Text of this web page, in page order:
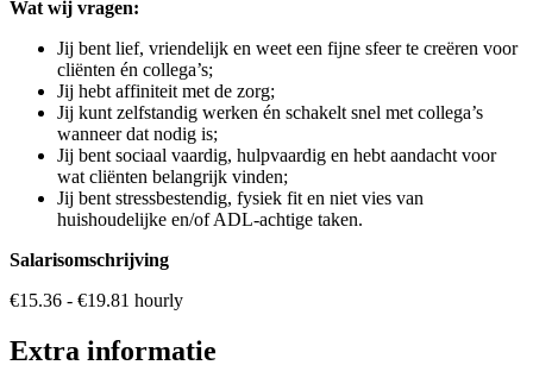
Wat wij vragen:
Jij bent lief, vriendelijk en weet een fijne sfeer te creëren voor
cliënten én collega’s;
Jij hebt affiniteit met de zorg;
Jij kunt zelfstandig werken én schakelt snel met collega’s
wanneer dat nodig is;
Jij bent sociaal vaardig, hulpvaardig en hebt aandacht voor
wat cliënten belangrijk vinden;
Jij bent stressbestendig, fysiek fit en niet vies van
huishoudelijke en/of ADL-achtige taken.
Salarisomschrijving
€15.36 - €19.81 hourly
Extra informatie